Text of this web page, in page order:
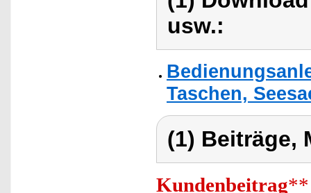
usw.:
Taschen,
(1) Beiträge,
Kundenbeitrag**